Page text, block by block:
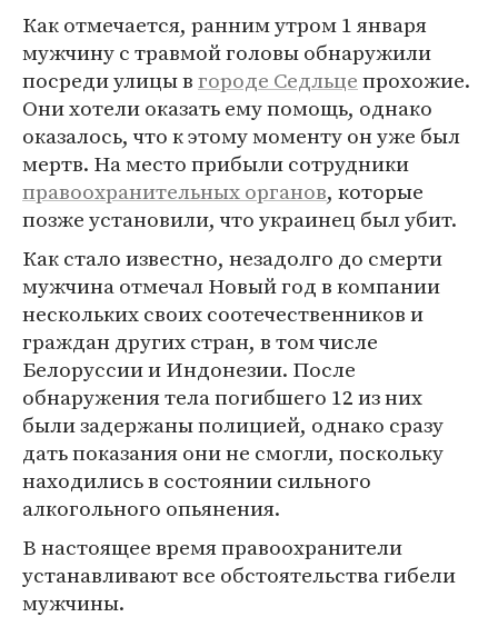
Как отмечается, ранним утром 1 января
мужчину с травмой головы обнаружили
посреди улицы вгороде Седльцепрохожие.
Они хотели оказать ему помощь, однако
оказалось, что к этому моменту он уже был
мертв. На место прибыли сотрудники
правоохранительных органов, которые
позже установили, что украинец был убит.
Как стало известно, незадолго до смерти
мужчина отмечал Новый год в компании
нескольких своих соотечественников и
граждан других стран, в том числе
Белоруссии и Индонезии. После
обнаружения тела погибшего 12 из них
были задержаны полицией, однако сразу
дать показания они не смогли, поскольку
находились в состоянии сильного
алкогольного опьянения.
В настоящее время правоохранители
устанавливают все обстоятельства гибели
мужчины.